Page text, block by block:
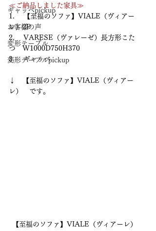
ギャッベpickup
お客様の声
変形テーブル
変形テーブルpickup
≪ご納品しました家具≫
1. 　【至福のソファ】VIALE（ヴィアー
レ）2P
2. 　VARESE（ヴァレーゼ）長方形こた
つ　W1000D750H370
3. 　ギャッベ
↓　【至福のソファ】VIALE（ヴィアー
レ）　です。
【至福のソファ】VIALE（ヴィアーレ）